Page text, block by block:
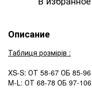
Описание
Таблиця розмірів :
XS-S: ОТ 58-67 ОБ 85-96
M-L: ОТ 68-78 ОБ 97-106